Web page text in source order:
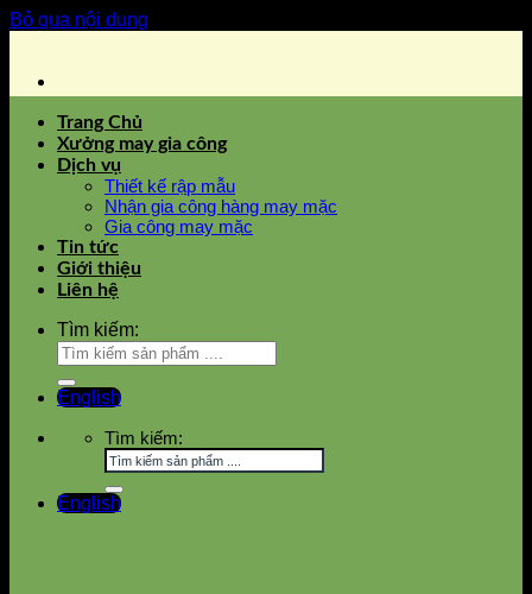
Bỏ qua nội dung
Trang Chủ
Xưởng may gia công
Dịch vụ
Thiết kế rập mẫu
Nhận gia công hàng may mặc
Gia công may mặc
Tin tức
Giới thiệu
Liên hệ
Tìm kiếm:
English
Tìm kiếm:
English